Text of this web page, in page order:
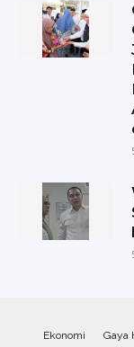
Ekonomi Gaya